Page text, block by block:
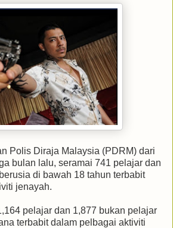
Polis Diraja Malaysia (PDRM) dari
bulan lalu, seramai 741 pelajar dan
di bawah 18 tahun terbabit
jenayah.
pelajar dan 1,877 bukan pelajar
terbabit dalam pelbagai aktiviti